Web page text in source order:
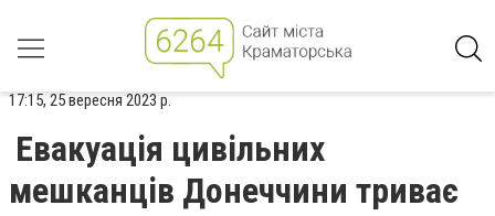
17:15, 25 вересня 2023 р.
Евакуація цивільних
мешканців Донеччини триває